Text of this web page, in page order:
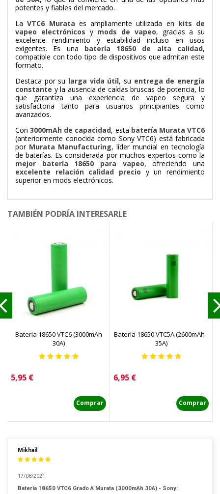
potentes y fiables del mercado.
LaVTC6 Murata es ampliamente utilizada en kits de
vapeo electrónicos y mods de vapeo, gracias a su
excelente rendimiento y estabilidad incluso en usos
exigentes. Es una batería 18650 de alta calidad,
compatible con todo tipo de dispositivos que admitan este
formato.
Destaca por su larga vida útil, su entrega de energía
constante y la ausencia de caídas bruscas de potencia, lo
que garantiza una experiencia de vapeo segura y
satisfactoria tanto para usuarios principiantes como
avanzados.
Con3000mAh de capacidad, esta batería Murata VTC6
(anteriormente conocida como Sony VTC6) está fabricada
por Murata Manufacturing, líder mundial en tecnología
de baterías. Es considerada por muchos expertos como la
mejor batería 18650 para vapeo, ofreciendo una
excelente relación calidad precio y un rendimiento
superior en mods electrónicos.
TAMBIÉN PODRÍA INTERESARLE
Batería 18650 VTC6 (3000mAh
30A)
Precio
5,95 €
Comprar
Batería 18650 VTC5A (2600mAh -
35A)
Precio
6,95 €
Comprar
Mikhail
17/08/2021
Batería 18650 VTC6 Grado A Murata (3000mAh 30A) - Sony: